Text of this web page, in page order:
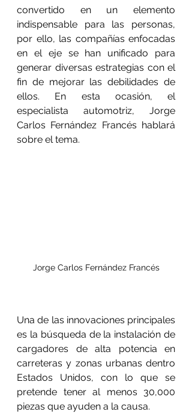
convertido en un elemento
indispensable para las personas,
por ello, las compañías enfocadas
en el eje se han unificado para
generar diversas estrategias con el
fin de mejorar las debilidades de
ellos. En esta ocasión, el
especialista automotriz, Jorge
Carlos Fernández Francés hablará
sobre el tema.
Jorge Carlos Fernández Francés
Una de las innovaciones principales
es la búsqueda de la instalación de
cargadores de alta potencia en
carreteras y zonas urbanas dentro
Estados Unidos, con lo que se
pretende tener al menos 30,000
piezas que ayuden a la causa.